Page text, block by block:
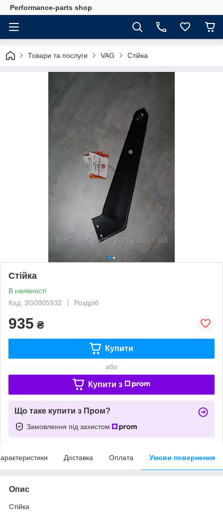
Performance-parts shop
Товари та послуги VAG Стійка
Стійка
В наявності
Код: 3G0805932
Роздріб
935 ₴
Купити
або
Купити з
Що таке купити з Пром?
Замовлення під захистом
Доставка Оплата Умови повернення
Опис
Стійка